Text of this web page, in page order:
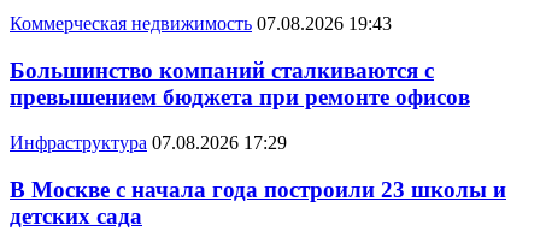
Коммерческая недвижимость 07.08.2026 19:43
Большинство компаний сталкиваются с
превышением бюджета при ремонте офисов
Инфраструктура 07.08.2026 17:29
В Москве с начала года построили 23 школы и
детских сада